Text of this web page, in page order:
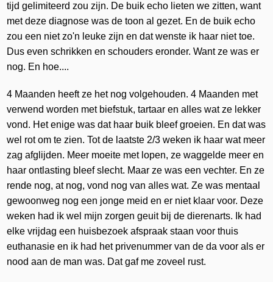
tijd gelimiteerd zou zijn. De buik echo lieten we zitten, want
met deze diagnose was de toon al gezet. En de buik echo
zou een niet zo'n leuke zijn en dat wenste ik haar niet toe.
Dus even schrikken en schouders eronder. Want ze was er
nog. En hoe....
4 Maanden heeft ze het nog volgehouden. 4 Maanden met
verwend worden met biefstuk, tartaar en alles wat ze lekker
vond. Het enige was dat haar buik bleef groeien. En dat was
wel rot om te zien. Tot de laatste 2/3 weken ik haar wat meer
zag afglijden. Meer moeite met lopen, ze waggelde meer en
haar ontlasting bleef slecht. Maar ze was een vechter. En ze
rende nog, at nog, vond nog van alles wat. Ze was mentaal
gewoonweg nog een jonge meid en er niet klaar voor. Deze
weken had ik wel mijn zorgen geuit bij de dierenarts. Ik had
elke vrijdag een huisbezoek afspraak staan voor thuis
euthanasie en ik had het privenummer van de da voor als er
nood aan de man was. Dat gaf me zoveel rust.